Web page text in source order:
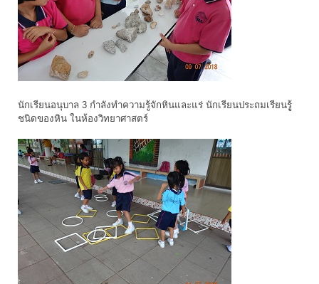
นักเรียนอนุบาล 3 กำลังทำความรู้จักหินและแร่ นักเรียนประถมเรียนรูู้
ชนิดของหิน ในห้องวิทยาศาสตร์